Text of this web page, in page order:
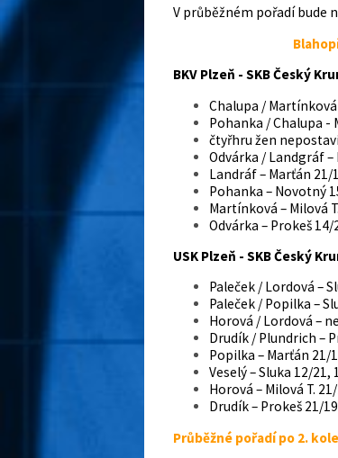
V průběžném pořadí bude
BKV Plzeň - SKB Český
Chalupa / Martínková
Pohanka / Chalupa -
čtyřhru žen
Odvárka / Landgráf
Landráf – Marťán 21/
Pohanka – Novotný
Martínková – Milová
Odvárka – Prokeš 14/
USK Plzeň - SKB Český
Paleček / Lordová –
Paleček / Popilka –
Horová / Lordová –
Drudík / Plundrich –
Popilka – Marťán 21/
Veselý – Sluka 12/21,
Horová – Milová T.
Drudík – Prokeš 21/
Průběžné pořadí po 2.